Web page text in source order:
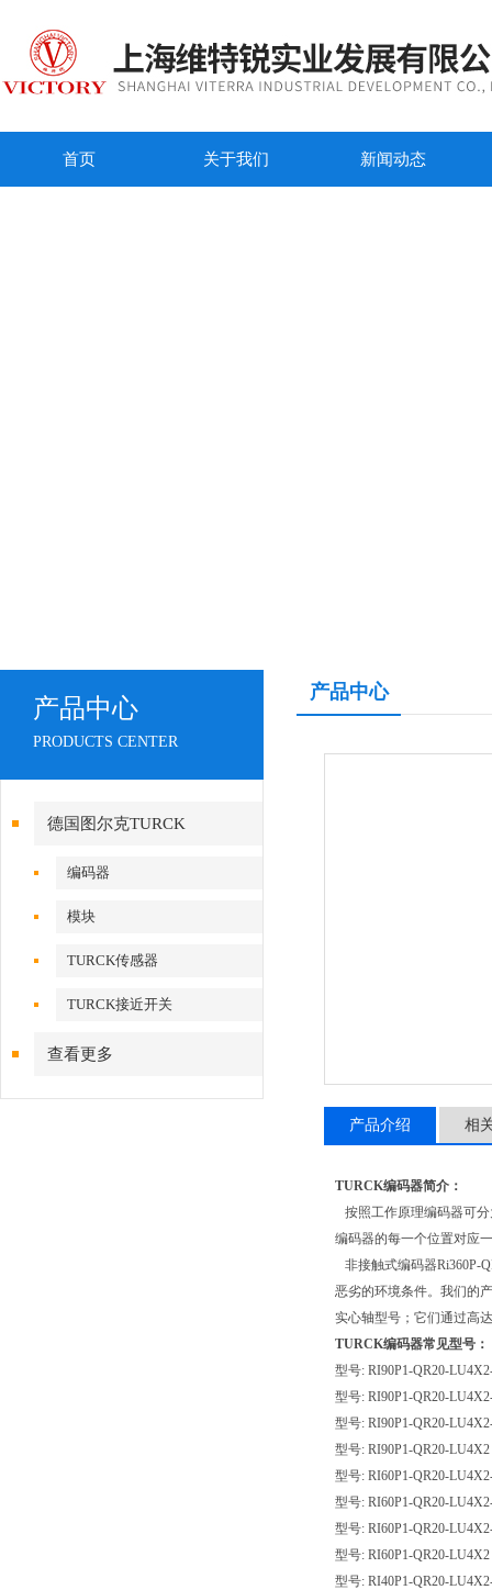
首页 关于我们 新闻动态
产品中心
PRODUCTS CENTER
德国图尔克TURCK
编码器
模块
TURCK传感器
TURCK接近开关
查看更多
产品中心
产品介绍 相
TURCK编码器简介：
按照工作原理编码器可
编码器的每一个位置对应
非接触式编码器Ri360P-
恶劣的环境条件。我们的
实心轴型号；它们通过高
TURCK编码器常见型号：
型号: RI90P1-QR20-
型号: RI90P1-QR20-
型号: RI90P1-QR20-
型号: RI90P1-QR20-LU4X2
型号: RI60P1-QR20-
型号: RI60P1-QR20-
型号: RI60P1-QR20-
型号: RI60P1-QR20-LU4X2
型号: RI40P1-QR20-